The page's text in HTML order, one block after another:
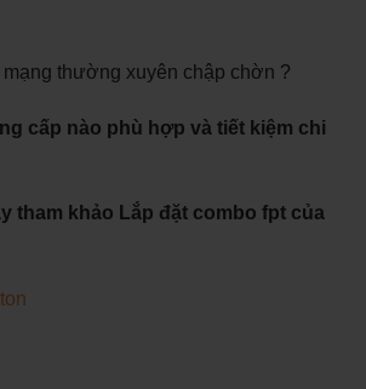
thường xuyên chập chờn ?
cấp nào phù hợp và tiết kiệm chi
tham khảo Lắp đặt combo fpt của